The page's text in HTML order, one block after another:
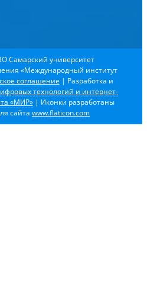
Самарский университет
«Международный институт
соглашение | Разработка и
технологий и интернет-
«МИР»| Иконки разработаны
сайта www.flaticon.com